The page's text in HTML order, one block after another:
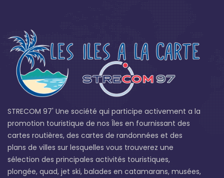
STRECOM 97' Une société qui participe activement a la
promotion touristique de nos Îles en fournissant des
cartes routières, des cartes de randonnées et des
plans de villes sur lesquelles vous trouverez une
sélection des principales activités touristiques,
plongée, quad, jet ski, balades en catamarans, musées,